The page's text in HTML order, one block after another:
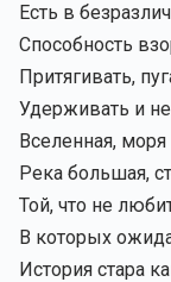
Есть в
Способность
Притягивать,
Удерживать и не
Вселенная,
Река большая,
Той, что не
В которых
История стара